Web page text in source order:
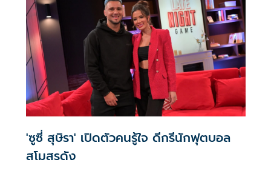
จะกลับมาเริ่มต้นทำการแข่งขันอีกครั้งในเดือน สิงหาคมนี้
'ซูซี่ สุษิรา' เปิดตัวคนรู้ใจ ดีกรีนักฟุตบอล
สโมสรดัง